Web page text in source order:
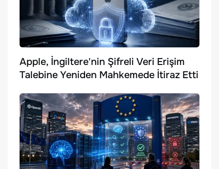
Apple, İngiltere'nin Şifreli Veri Erişim
Talebine Yeniden Mahkemede İtiraz Etti